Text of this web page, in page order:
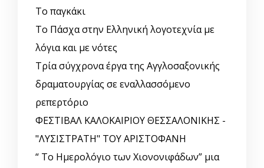
Το παγκάκι
Το Πάσχα στην Ελληνική λογοτεχνία με
λόγια και με νότες
Τρία σύγχρονα έργα της Αγγλοσαξονικής
δραματουργίας σε εναλλασσόμενο
ρεπερτόριο
ΦΕΣΤΙΒΑΛ ΚΑΛΟΚΑΙΡΙΟΥ ΘΕΣΣΑΛΟΝΙΚΗΣ -
"ΛΥΣΙΣΤΡΑΤΗ" ΤΟΥ ΑΡΙΣΤΟΦΑΝΗ
“ Το Ημερολόγιο των Χιονονιφάδων” μια